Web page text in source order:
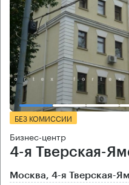
БЕЗ КОМИССИИ
Бизнес-центр
4-я Тверская-
Москва, 4-я Тверская-